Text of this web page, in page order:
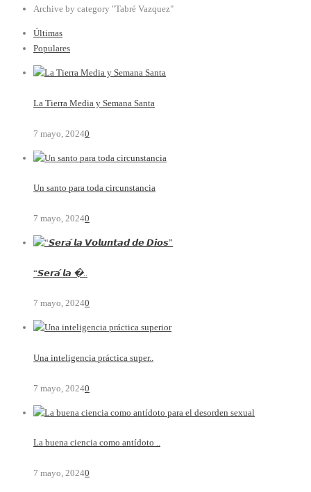
Archive by category "Tabré Vazquez"
Últimas
Populares
La Tierra Media y Semana Santa
7 mayo, 20240
Un santo para toda circunstancia
7 mayo, 20240
“𝙎𝙚𝙧𝙖́ 𝙡𝙖 �..
7 mayo, 20240
Una inteligencia práctica super..
7 mayo, 20240
La buena ciencia como antídoto ..
7 mayo, 20240